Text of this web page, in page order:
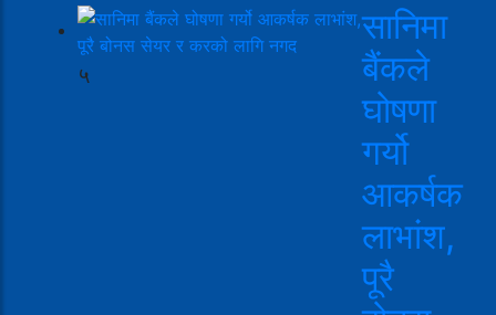
५
सानिमा
बैंकले
घोषणा
गर्यो
आकर्षक
लाभांश,
पूरै